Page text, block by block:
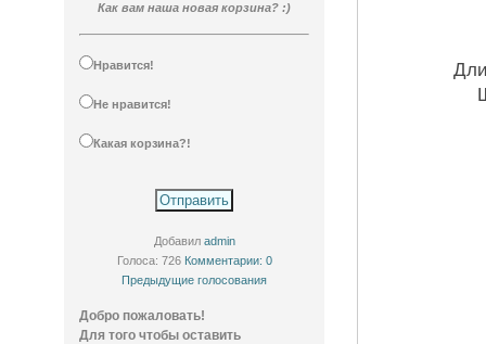
Как вам наша новая корзина? :)
Нравится!
Не нравится!
Какая корзина?!
Добавил admin
Голоса: 726 Комментарии: 0
Предыдущие голосования
Добро пожаловать!
Для того чтобы оставить